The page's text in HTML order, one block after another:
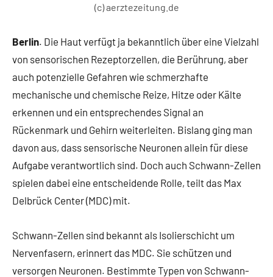
(c) aerztezeitung.de
Berlin. Die Haut verfügt ja bekanntlich über eine Vielzahl
von sensorischen Rezeptorzellen, die Berührung, aber
auch potenzielle Gefahren wie schmerzhafte
mechanische und chemische Reize, Hitze oder Kälte
erkennen und ein entsprechendes Signal an
Rückenmark und Gehirn weiterleiten. Bislang ging man
davon aus, dass sensorische Neuronen allein für diese
Aufgabe verantwortlich sind. Doch auch Schwann-Zellen
spielen dabei eine entscheidende Rolle, teilt das Max
Delbrück Center (MDC) mit.
Schwann-Zellen sind bekannt als Isolierschicht um
Nervenfasern, erinnert das MDC. Sie schützen und
versorgen Neuronen. Bestimmte Typen von Schwann-